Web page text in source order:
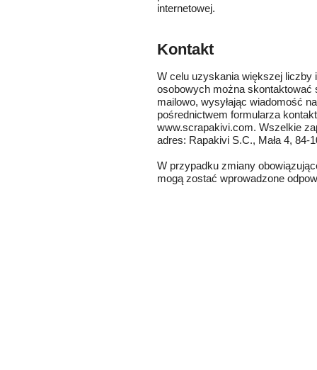
internetowej.
Kontakt
W celu uzyskania większej liczby
osobowych można skontaktować
mailowo, wysyłając wiadomość
pośrednictwem formularza
www.scrapakivi.com. Wszelkie
adres: Rapakivi S.C., Mała 4, 84-
W przypadku zmiany
mogą zostać wprowadzone